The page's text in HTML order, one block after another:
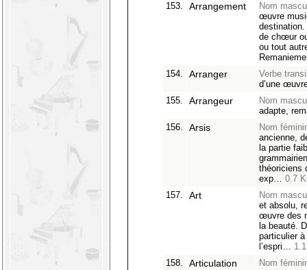
153.
Arrangement
Nom
œuvre
destination.
de chœur
ou tout
154.
Arranger
Verbe
d’une
155.
Arrangeur
Nom
adapte,
156.
Arsis
Nom
ancienne,
la partie
théoriciens
exp… 0.7
157.
Art
Nom
et absolu,
œuvre des
la beauté.
particulier
l’espri…
158.
Articulation
Nom